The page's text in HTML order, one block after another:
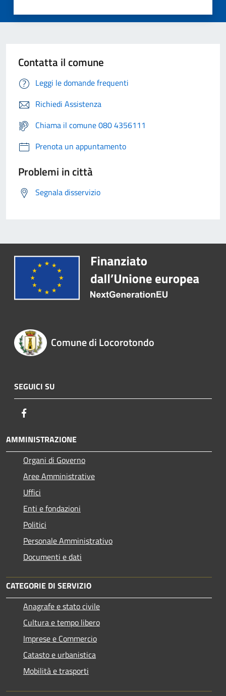
Contatta il comune
Leggi le domande frequenti
Richiedi Assistenza
Chiama il comune 080 4356111
Prenota un appuntamento
Problemi in città
Segnala disservizio
Comune di Locorotondo
SEGUICI SU
AMMINISTRAZIONE
Organi di Governo
Aree Amministrative
Uffici
Enti e fondazioni
Politici
Personale Amministrativo
Documenti e dati
CATEGORIE DI SERVIZIO
Anagrafe e stato civile
Cultura e tempo libero
Imprese e Commercio
Catasto e urbanistica
Mobilità e trasporti